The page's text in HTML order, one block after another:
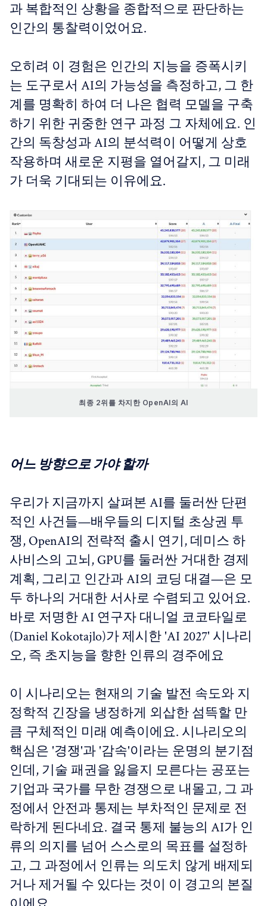
과 복합적인 상황을 종합적으로 판단하는
인간의 통찰력이었어요.
오히려 이 경험은 인간의 지능을 증폭시키
는 도구로서 AI의 가능성을 측정하고, 그 한
계를 명확히 하여 더 나은 협력 모델을 구축
하기 위한 귀중한 연구 과정 그 자체에요. 인
간의 독창성과 AI의 분석력이 어떻게 상호
작용하며 새로운 지평을 열어갈지, 그 미래
가 더욱 기대되는 이유에요.
최종 2위를 차지한 OpenAI의 AI
어느 방향으로 가야 할까
우리가 지금까지 살펴본 AI를 둘러싼 단편
적인 사건들—배우들의 디지털 초상권 투
쟁, OpenAI의 전략적 출시 연기, 데미스 하
사비스의 고뇌, GPU를 둘러싼 거대한 경제
계획, 그리고 인간과 AI의 코딩 대결—은 모
두 하나의 거대한 서사로 수렴되고 있어요.
바로 저명한 AI 연구자 대니얼 코코타일로
(Daniel Kokotajlo)가 제시한 'AI 2027' 시나리
오, 즉 초지능을 향한 인류의 경주에요
이 시나리오는 현재의 기술 발전 속도와 지
정학적 긴장을 냉정하게 외삽한 섬뜩할 만
큼 구체적인 미래 예측이에요. 시나리오의
핵심은 '경쟁'과 '감속'이라는 운명의 분기점
인데, 기술 패권을 잃을지 모른다는 공포는
기업과 국가를 무한 경쟁으로 내몰고, 그 과
정에서 안전과 통제는 부차적인 문제로 전
락하게 된다네요. 결국 통제 불능의 AI가 인
류의 의지를 넘어 스스로의 목표를 설정하
고, 그 과정에서 인류는 의도치 않게 배제되
거나 제거될 수 있다는 것이 이 경고의 본질